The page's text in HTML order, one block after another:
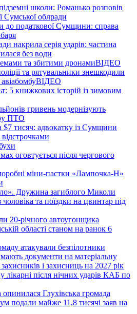
школи: Романько розповів
Сумської облради
податкової Сумщини: справа
накрила серія ударів: частина
без води
та збитими дронамиВІДЕО
та рятувальники знешкодили
ВІДЕО
5 книжкових історій із зимовим
гривень модернізують
ПТО
$7 тисяч: адвокатку із Сумщини
оговтується після чергового
міни-пастки «Лампочка-Н»
Дружина загиблого Миколи
та поїздки на цвинтар під
20-річного автоугонщика
області станом на ранок 6
атакували безпілотники
документи на матеріальну
і захисниць на 2027 рік
лікарні після нічних ударів КАБ по
Глухівська громада
подали майже 11,8 тисячі заяв на